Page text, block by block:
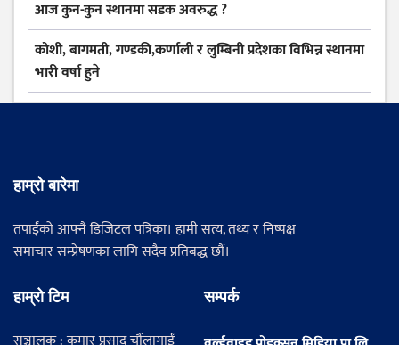
आज कुन-कुन स्थानमा सडक अवरुद्ध ?
कोशी, बागमती, गण्डकी,कर्णाली र लुम्बिनी प्रदेशका विभिन्न स्थानमा
भारी वर्षा हुने
हाम्रो बारेमा
तपाईंको आफ्नै डिजिटल पत्रिका। हामी सत्य, तथ्य र निष्पक्ष
समाचार सम्प्रेषणका लागि सदैव प्रतिबद्ध छौं।
हाम्रो टिम सम्पर्क